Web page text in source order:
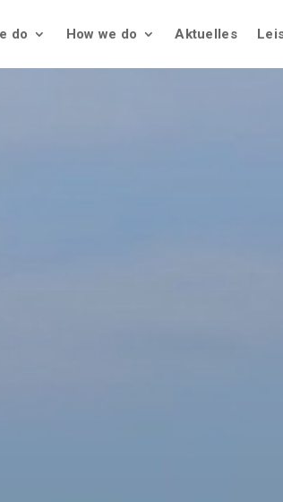
do How we do Aktuelles